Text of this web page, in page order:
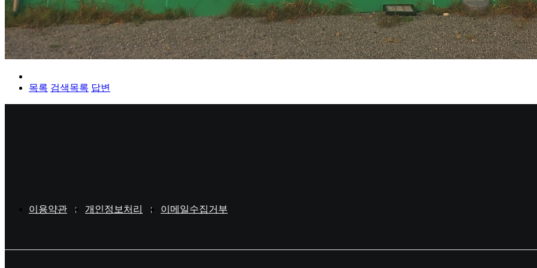
목록 검색목록 답변
이용약관 개인정보처리 이메일수집거부